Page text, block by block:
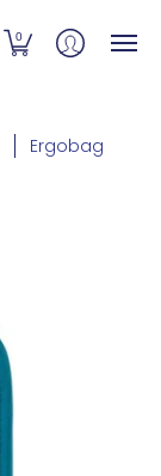
0
Ergobag